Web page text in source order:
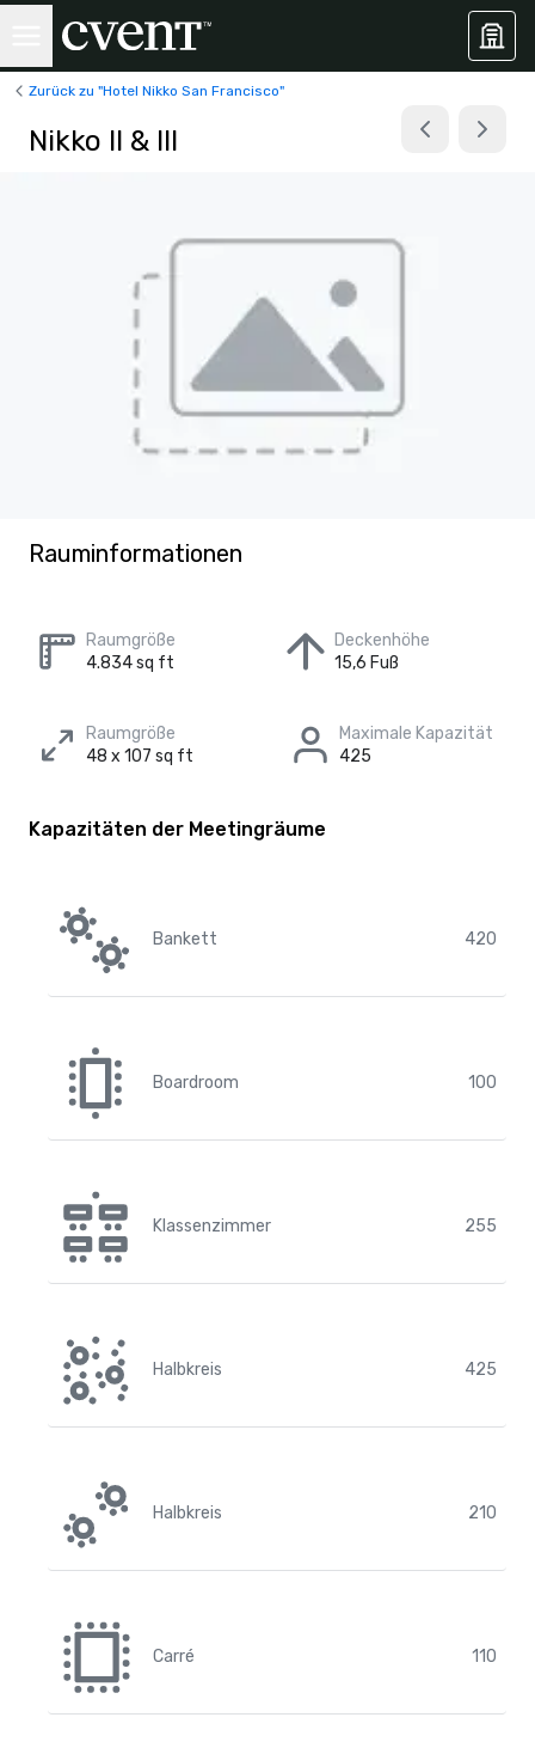
Zurück zu "Hotel Nikko San Francisco"
Nikko II & III
Rauminformationen
Raumgröße
4.834 sq ft
Deckenhöhe
15,6 Fuß
Raumgröße
48 x 107 sq ft
Maximale Kapazität
425
Kapazitäten der Meetingräume
Bankett 420
Boardroom 100
Klassenzimmer 255
Halbkreis 425
Halbkreis 210
Carré 110